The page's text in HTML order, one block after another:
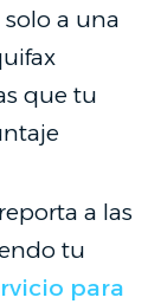
a una
que tu
a las
tu
para